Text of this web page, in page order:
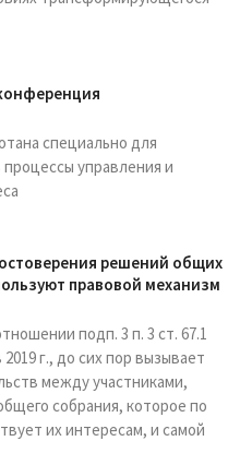
специально для
управления и
решений общих
правовой механизм
подп. 3 п. 3 ст. 67.1
г., до сих пор вызывает
между участниками,
собрания, которое по
их интересам, и самой